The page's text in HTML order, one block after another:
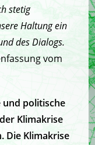
stetig
Haltung ein
des Dialogs.
vom
und politische
Klimakrise
Die Klimakrise